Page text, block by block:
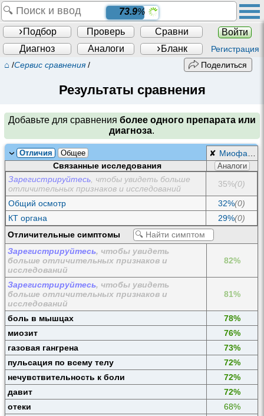
73.9%
Подбор
Проверь Сравни
Войти
Диагноз
Аналоги Бланк Регистрация
⌂ /Сервис сравнения/ Поделиться
Результаты сравнения
Добавьте для сравнения более одного препарата или
диагноза.
Отличия Общее ✘ Миофасциальный компартмент-синдром
Связанные исследования
Аналоги
Зарегистрируйтесь , чтобы увидеть больше
отличительных признаков и исследований
35%(0)
Общий осмотр 32%(0)
КТ органа
29%(0)
Отличительные симптомы
Зарегистрируйтесь, чтобы увидеть
больше отличительных признаков и
исследований
82%
Зарегистрируйтесь, чтобы увидеть
больше отличительных признаков и
исследований
81%
боль в мышцах
78%
миозит
76%
газовая гангрена
73%
пульсация по всему телу
72%
нечувствительность к боли
72%
давит
72%
отеки
68%